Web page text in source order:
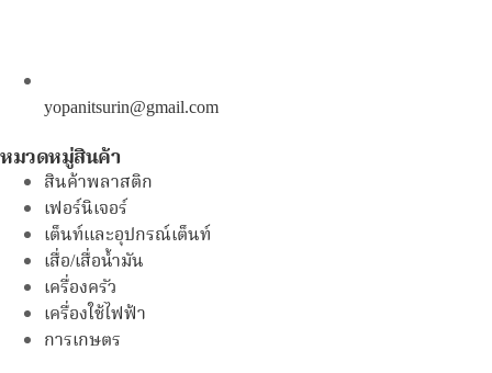
yopanitsurin@gmail.com
หมวดหมู่สินค้า
สินค้าพลาสติก
เฟอร์นิเจอร์
เต็นท์และอุปกรณ์เต็นท์
เสื่อ/เสื่อน้ำมัน
เครื่องครัว
เครื่องใช้ไฟฟ้า
การเกษตร